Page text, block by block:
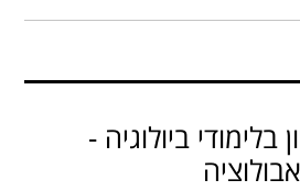
בלימודי ביולוגיה -